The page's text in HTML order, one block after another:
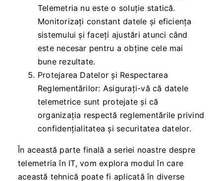
Telemetria nu este o soluție statică.
Monitorizați constant datele și eficiența
sistemului și faceți ajustări atunci când
este necesar pentru a obține cele mai
bune rezultate.
Protejarea Datelor și Respectarea
Reglementărilor: Asigurați-vă că datele
telemetrice sunt protejate și că
organizația respectă reglementările privind
confidențialitatea și securitatea datelor.
În această parte finală a seriei noastre despre
telemetria în IT, vom explora modul în care
această tehnică poate fi aplicată în diverse